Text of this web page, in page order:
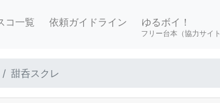
コ一覧 依頼ガイドライン ゆるボイ！
フリー台本（協力サイト
甜呑スクレ